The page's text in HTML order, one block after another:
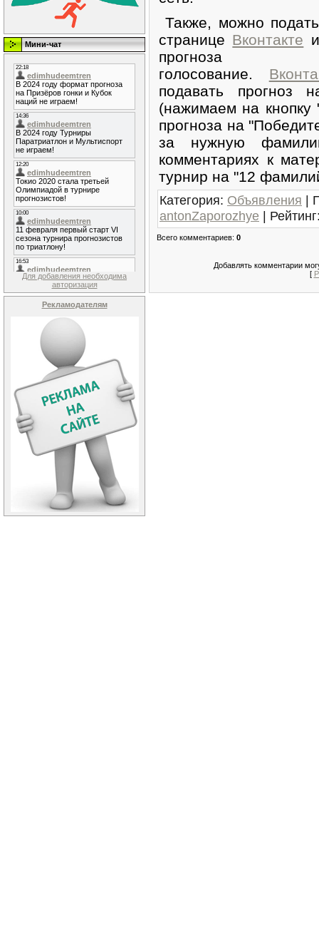
Мини-чат
Для добавления необходима
авторизация
Рекламодателям
Также, можно
странице Вконтакте
голосование.
подавать
(нажимаем на кнопку
прогноза на
за нужную
комментариях к
турнир на "12
Категория: Объявления |
antonZaporozhye | Рейтинг
Всего комментариев: 0
Добавлять комментарии
[